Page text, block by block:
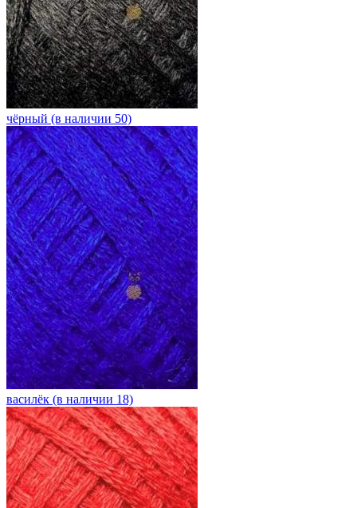
чёрный (в наличии 50)
василёк (в наличии 18)